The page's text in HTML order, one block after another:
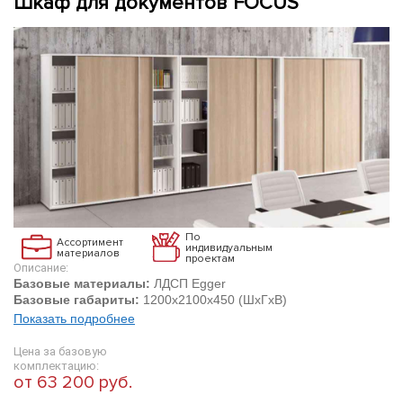
Ассортимент
материалов
По
индивидуальным
проектам
Описание:
Базовые материалы: ЛДСП Egger
Базовые габариты: 1200х2100х450 (ШхГхВ)
Показать подробнее
Цена за базовую
комплектацию:
от 63 200 руб.